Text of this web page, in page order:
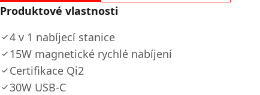
Produktové vlastnosti
4 v 1 nabíjecí stanice
15W magnetické rychlé nabíjení
Certifikace Qi2
30W USB-C